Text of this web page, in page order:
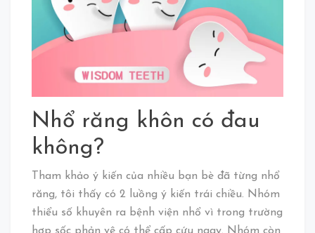
Nhổ răng khôn có đau
không?
Tham khảo ý kiến của nhiều bạn bè đã từng nhổ
răng, tôi thấy có 2 luồng ý kiến trái chiều. Nhóm
thiểu số khuyên ra bệnh viện nhổ vì trong trường